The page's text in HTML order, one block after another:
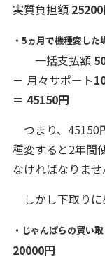
実質負担額25200
・5ヵ月で機種変した
一括支払額
－ 月々サポート
＝ 45150円
つまり、45150
種変すると2年間
なければなりませ
しかし下取り
・じゃんぱらの買い
20000円